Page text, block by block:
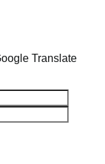
Translate